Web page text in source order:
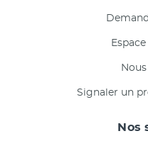
Signaler un
Nos